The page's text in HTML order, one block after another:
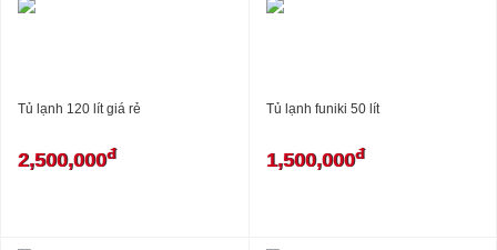
Tủ lạnh 120 lít giá rẻ
2,500,000đ
Tủ lạnh funiki 50 lít
1,500,000đ